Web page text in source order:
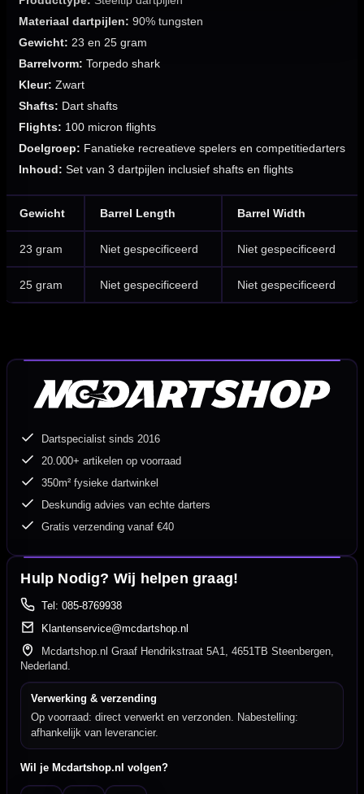
Materiaal dartpijlen: 90% tungsten
Gewicht: 23 en 25 gram
Barrelvorm: Torpedo shark
Kleur: Zwart
Shafts: Dart shafts
Flights: 100 micron flights
Doelgroep: Fanatieke recreatieve spelers en competitiedarters
Inhoud: Set van 3 dartpijlen inclusief shafts en flights
Gewicht Barrel Length Barrel Width
23 gram Niet gespecificeerd Niet gespecificeerd
25 gram Niet gespecificeerd Niet gespecificeerd
Dartspecialist sinds 2016
20.000+ artikelen op voorraad
350m² fysieke dartwinkel
Deskundig advies van echte darters
Gratis verzending vanaf €40
Hulp Nodig? Wij helpen graag!
Tel: 085-8769938
Klantenservice@mcdartshop.nl
Mcdartshop.nl Graaf Hendrikstraat 5A1, 4651TB Steenbergen,
Nederland.
Verwerking & verzending
Op voorraad: direct verwerkt en verzonden. Nabestelling:
afhankelijk van leverancier.
Wil je Mcdartshop.nl volgen?